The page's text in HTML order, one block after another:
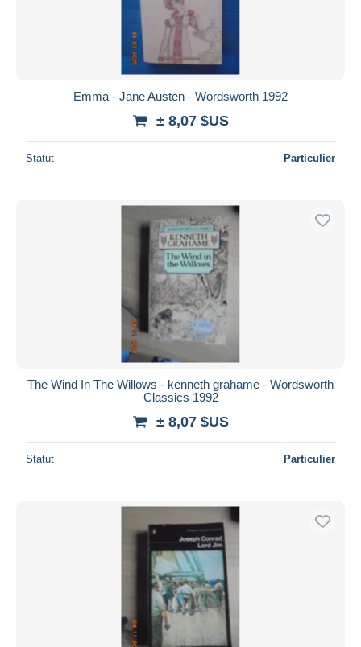
Emma - Jane Austen - Wordsworth 1992
± 8,07 $US
Statut Particulier
The Wind In The Willows - kenneth grahame - Wordsworth
Classics 1992
± 8,07 $US
Statut Particulier